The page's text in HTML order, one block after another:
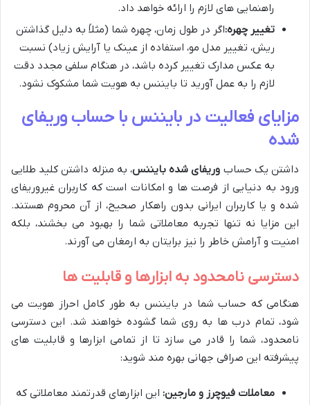
راهنمایی های لازم را ارائه خواهد داد.
تغییر چهره:اگر در طول زمان، چهره شما (مثلاً به دلیل گذاشتن
ریش، تغییر مدل مو، استفاده از عینک یا آرایش زیاد) نسبت
به عکس مدارک تغییر کرده باشد، در هنگام سلفی مجدد دقت
لازم را به عمل آورید تا بایننس به هویت شما مشکوک نشود.
مزایای فعالیت در بایننس با حساب وریفای
شده
داشتن یک حساب وریفای شده بایننس، به منزله داشتن کلید طلایی
ورود به دنیایی از فرصت ها و امکانات است که کاربران غیروریفای
شده و یا کاربران ایرانی بدون راهکار صحیح، از آن محروم هستند.
این مزایا نه تنها تجربه معاملاتی شما را بهبود می بخشند، بلکه
امنیت و آرامش خاطر را نیز برایتان به ارمغان می آورند.
دسترسی نامحدود به ابزارها و قابلیت ها
هنگامی که حساب شما در بایننس به طور کامل احراز هویت می
شود، تمام درب ها به روی شما گشوده خواهند شد. این دسترسی
نامحدود، شما را قادر می سازد تا از تمامی ابزارها و قابلیت های
پیشرفته این صرافی جهانی بهره مند شوید:
معاملات فیوچرز و مارجین: این ابزارهای قدرتمند معاملاتی که